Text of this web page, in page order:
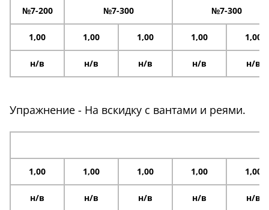
№7-200 №7-300 №7-300
1,00 1,00 1,00 1,00 1,00
н/в н/в н/в н/в н/в
Упражнение - На вскидку с вантами и реями.
1,00 1,00 1,00 1,00 1,00
н/в н/в н/в н/в н/в